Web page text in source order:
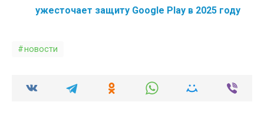
ужесточает защиту Google Play в 2025 году
новости